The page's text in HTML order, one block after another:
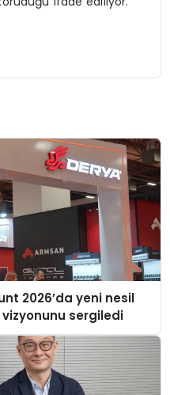
2026’da yeni nesil
sergiledi